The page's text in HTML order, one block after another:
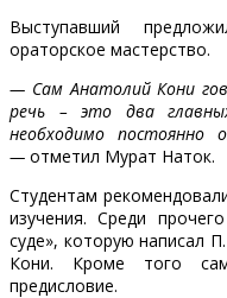
Выступавший
ораторское мастерство.
— Сам Анатолий Кони
речь – это два
необходимо постоянно
— отметил Мурат Наток.
Студентам
изучения. Среди
суде», которую написал
Кони. Кроме того
предисловие.